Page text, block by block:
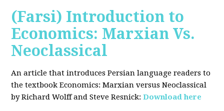
(Farsi) Introduction to
Economics: Marxian Vs.
Neoclassical
An article that introduces Persian language readers to
the textbook Economics: Marxian versus Neoclassical
by Richard Wolff and Steve Resnick:Download here